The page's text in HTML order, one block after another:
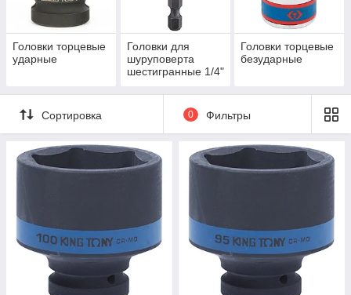
Головки торцевые
ударные
Головки для
шуруповерта
шестигранные 1/4"
Головки торцевые
безударные
Сортировка 0 Фильтры